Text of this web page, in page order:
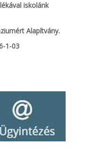
iskolánk
Alapítvány.
1-03